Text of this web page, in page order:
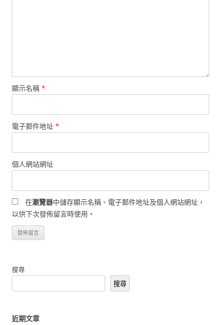
顯示名稱 *
電子郵件地址 *
個人網站網址
在瀏覽器中儲存顯示名稱、電子郵件地址及個人網站網址，
以供下次發佈留言時使用。
搜尋
搜尋
近期文章